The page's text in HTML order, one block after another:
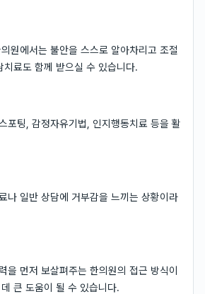
원에서는 불안을 스스로 알아차리고 조절
료도 함께 받으실 수 있습니다.
포팅, 감정자유기법, 인지행동치료 등을 활
나 일반 상담에 거부감을 느끼는 상황이라
을 먼저 보살펴주는 한의원의 접근 방식이
큰 도움이 될 수 있습니다.